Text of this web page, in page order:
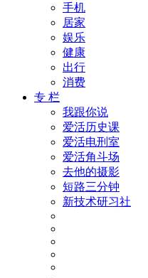
手机
居家
娱乐
健康
出行
消费
专 栏
我跟你说
爱活历史课
爱活电刑室
爱活角斗场
去他的摄影
短路三分钟
新技术研习社